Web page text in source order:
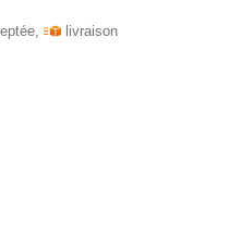
, livraison